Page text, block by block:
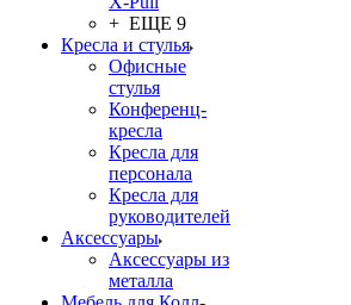
+ ЕЩЕ 9
Кресла и стулья
Офисные
стулья
Конференц-
кресла
Кресла для
персонала
Кресла для
руководителей
Аксессуары
Аксессуары из
металла